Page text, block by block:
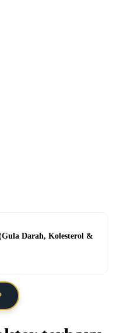
Darah, Kolesterol &